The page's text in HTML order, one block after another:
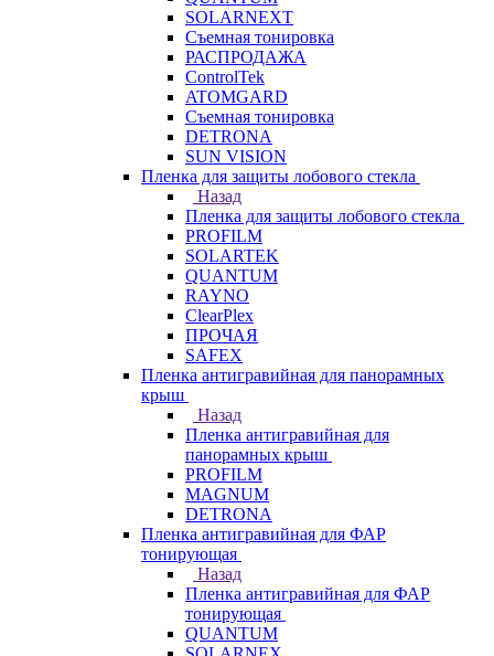
SOLARNEXT
Съемная тонировка
РАСПРОДАЖА
ControlTek
ATOMGARD
Съемная тонировка
DETRONA
SUN VISION
Пленка для защиты лобового стекла
Назад
Пленка для защиты лобового стекла
PROFILM
SOLARTEK
QUANTUM
RAYNO
ClearPlex
ПРОЧАЯ
SAFEX
Пленка антигравийная для панорамных
крыш
Назад
Пленка антигравийная для
панорамных крыш
PROFILM
MAGNUM
DETRONA
Пленка антигравийная для ФАР
тонирующая
Назад
Пленка антигравийная для ФАР
тонирующая
QUANTUM